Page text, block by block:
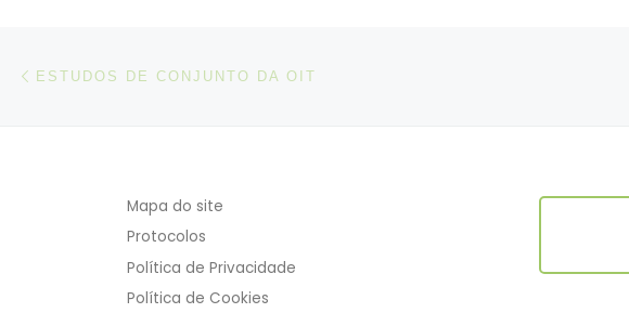
Post navigation
ESTUDOS DE CONJUNTO DA OIT
Mapa do site
Protocolos
Política de Privacidade
Política de Cookies